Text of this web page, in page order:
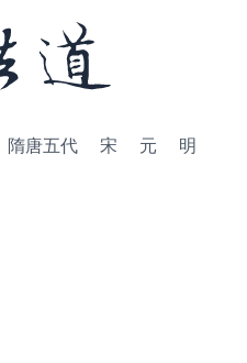
隋唐五代 宋 元
明